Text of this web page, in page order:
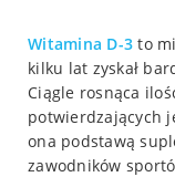
Witamina D-3 to
kilku lat zyskał
Ciągle rosnąca
potwierdzających
ona podstawą
zawodników